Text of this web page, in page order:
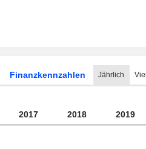
Finanzkennzahlen Jährlich
2017 2018 2019